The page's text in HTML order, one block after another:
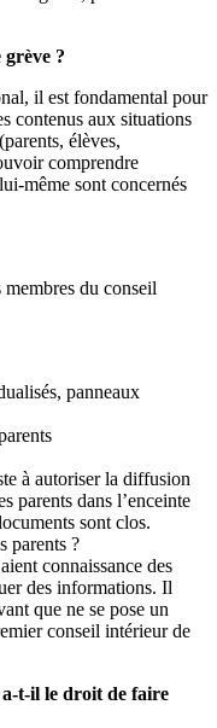
?
il est fondamental pour
contenus aux situations
élèves,
comprendre
même sont concernés
membres du conseil
panneaux
à autoriser la diffusion
parents dans l’enceinte
sont clos.
parents ?
connaissance des
des informations. Il
que ne se pose un
conseil intérieur de
a-t-il le droit de faire